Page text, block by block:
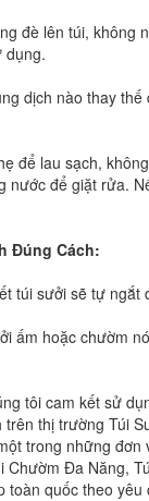
đè lên túi, không
dụng.
dịch nào thay
để lau sạch,
để giặt rửa.
Đúng Cách:
túi sưởi sẽ tự
ấm hoặc chườm
tôi cam kết sử
thị trường Túi
trong những
Đa Năng,
quốc theo yêu